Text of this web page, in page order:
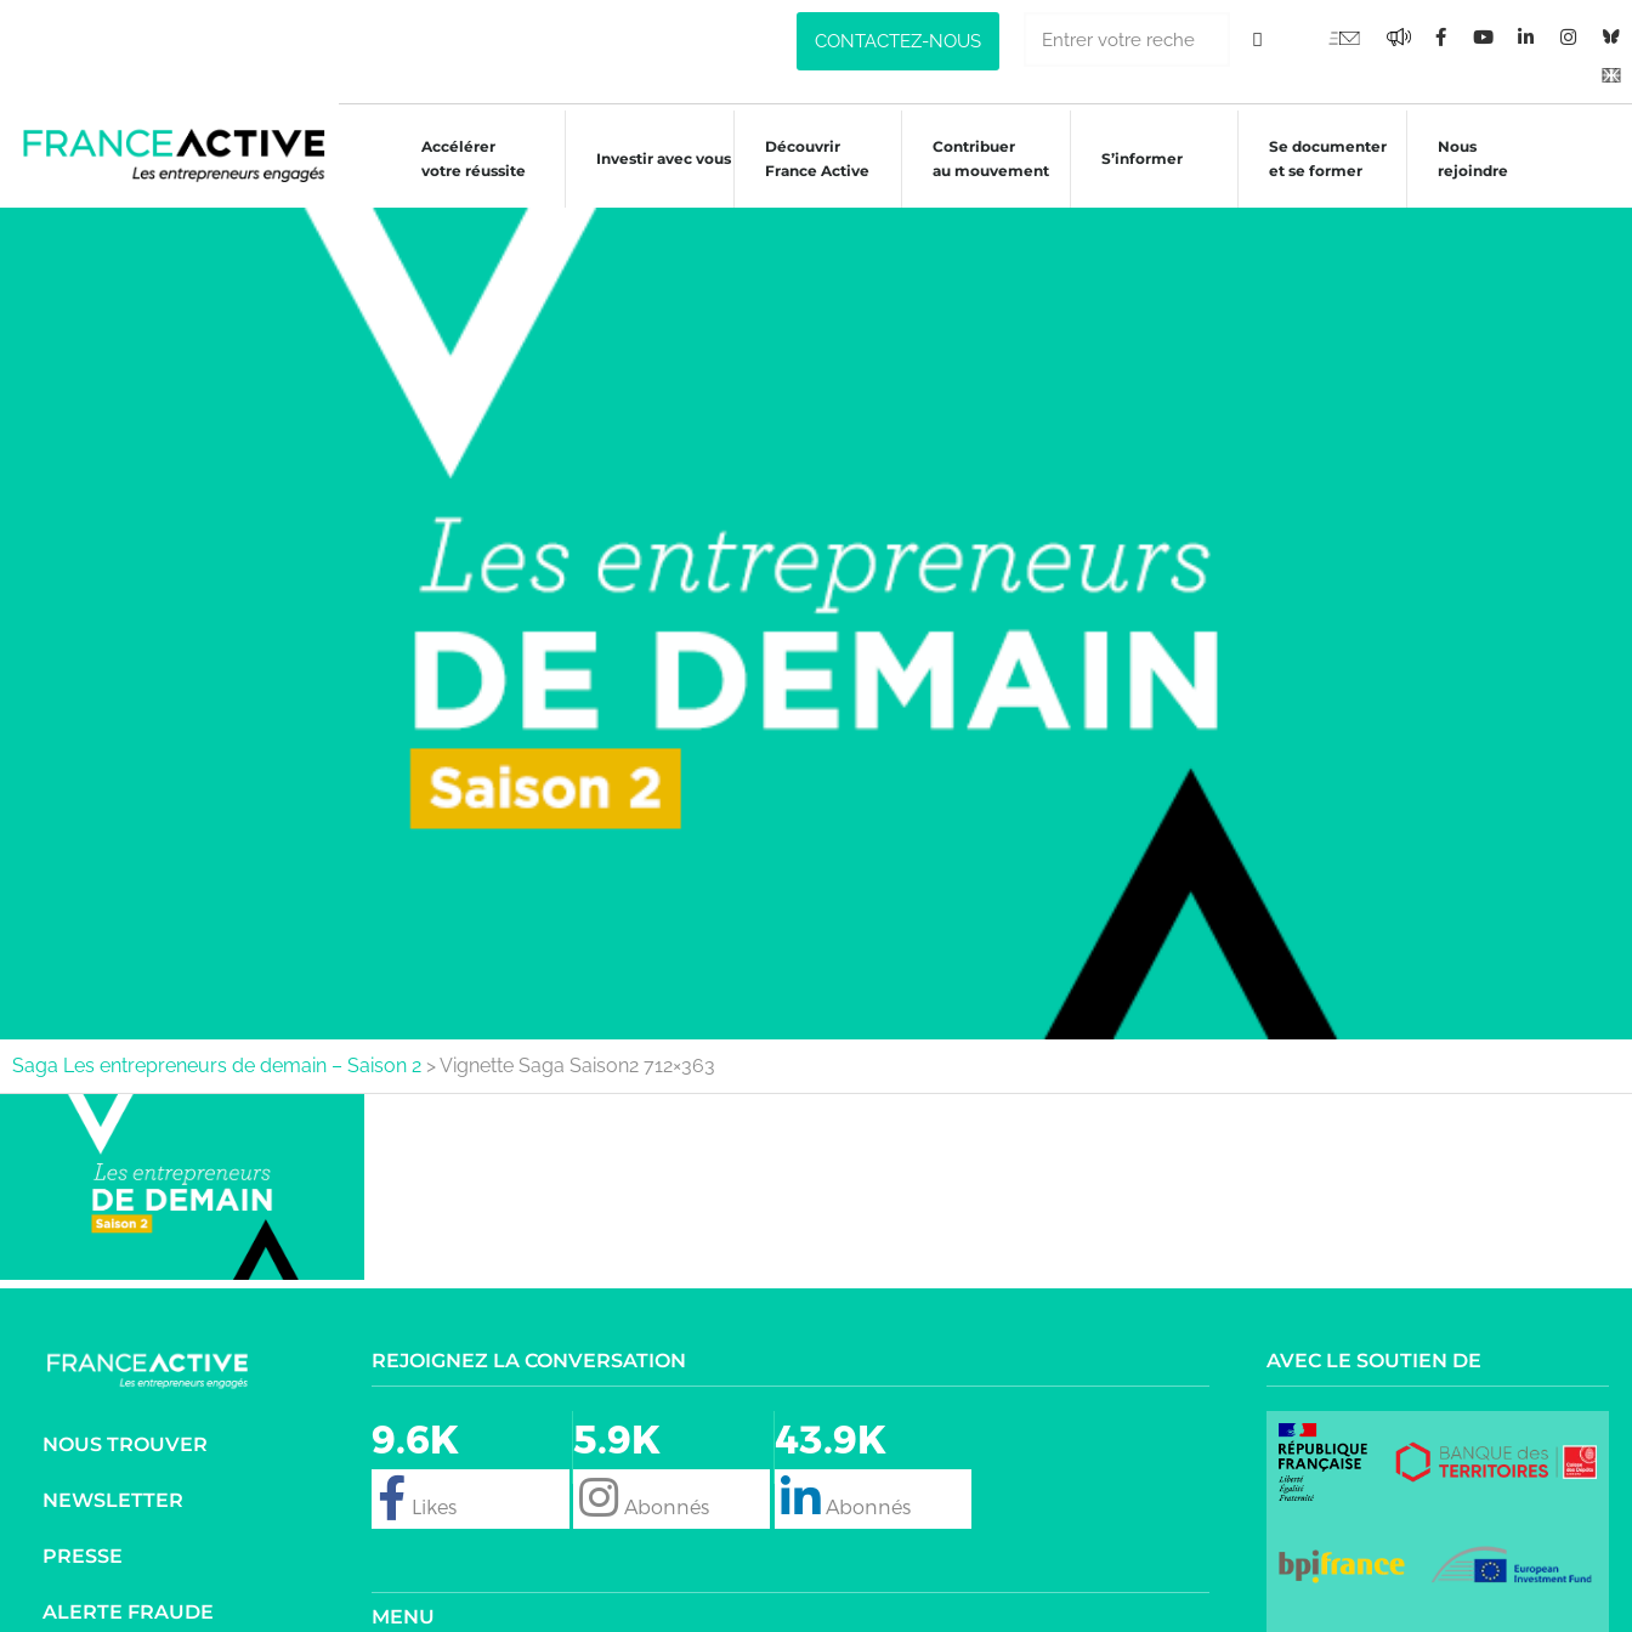
CONTACTEZ-NOUS
Accélérer
votre réussite
Investir avec vous
Découvrir
France Active
Contribuer
au mouvement
S’informer
Se documenter
et se former
Nous
rejoindre
Saga Les entrepreneurs de demain – Saison 2 >Vignette Saga Saison2 712×363
NOUS TROUVER
NEWSLETTER
PRESSE
ALERTE FRAUDE
REJOIGNEZ LA CONVERSATION
9.6K
follow
5.9K
follow
43.9K
MENU
AVEC LE SOUTIEN DE